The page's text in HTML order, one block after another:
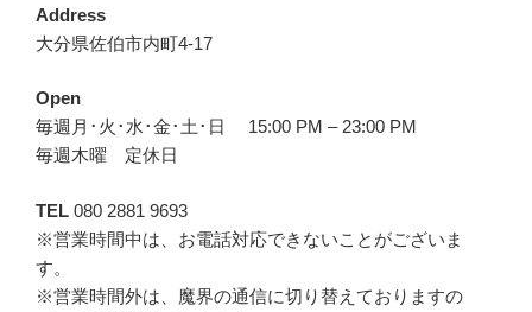
Address
大分県佐伯市内町4-17
Open
毎週月･火･水･金･土･日 15:00 PM – 23:00 PM
毎週木曜 定休日
TEL 080 2881 9693
※営業時間中は、お電話対応できないことがございま
す。
※営業時間外は、魔界の通信に切り替えておりますの